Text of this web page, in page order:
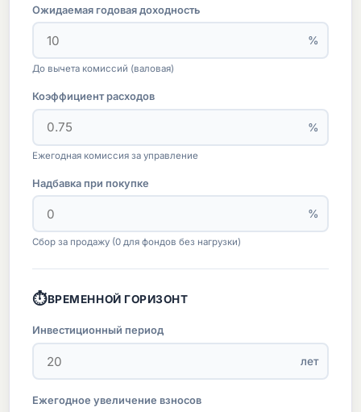
Ожидаемая годовая доходность
%
До вычета комиссий (валовая)
Коэффициент расходов
%
Ежегодная комиссия за управление
Надбавка при покупке
%
Сбор за продажу (0 для фондов без нагрузки)
⏱ВРЕМЕННОЙ ГОРИЗОНТ
Инвестиционный период
лет
Ежегодное увеличение взносов